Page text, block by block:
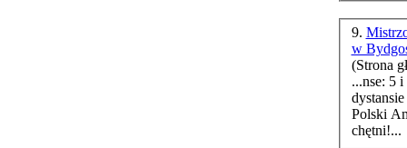
9.
w
(Strona
...nse: 5 i 10 km oraz półmaraton. To właśnie na tym
Polski
chętni!...